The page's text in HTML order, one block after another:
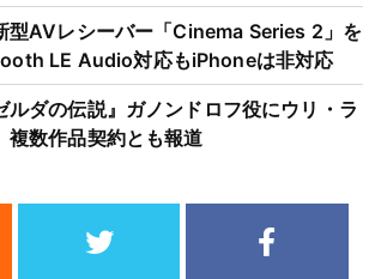
型AVレシーバー「Cinema Series 2」を
LE Audio対応もiPhoneは非対応
ルダの伝説』ガノンドロフ役にウリ・ラ
複数作品契約とも報道